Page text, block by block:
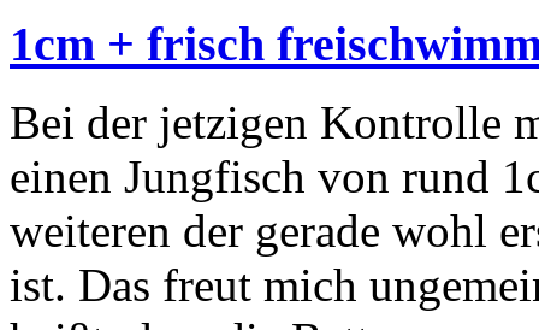
1cm + frisch
Bei der jetzigen Kontrolle
einen Jungfisch von rund
weiteren der gerade wohl
ist. Das freut mich